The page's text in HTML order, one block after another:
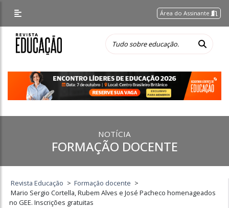
Área do Assinante
NOTÍCIA
FORMAÇÃO DOCENTE
Revista Educação > Formação docente >
Mario Sergio Cortella, Rubem Alves e José Pacheco homenageados
no GEE. Inscrições gratuitas